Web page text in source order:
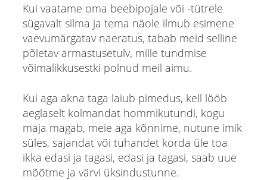
Kui vaatame oma beebipojale või -tütrele
sügavalt silma ja tema näole ilmub esimene
vaevumärgatav naeratus, tabab meid selline
põletav armastusetulv, mille tundmise
võimalikkusestki polnud meil aimu.
Kui aga akna taga laiub pimedus, kell lööb
aeglaselt kolmandat hommikutundi, kogu
maja magab, meie aga kõnnime, nutune imik
süles, sajandat või tuhandet korda üle toa
ikka edasi ja tagasi, edasi ja tagasi, saab uue
mõõtme ja värvi üksindustunne.